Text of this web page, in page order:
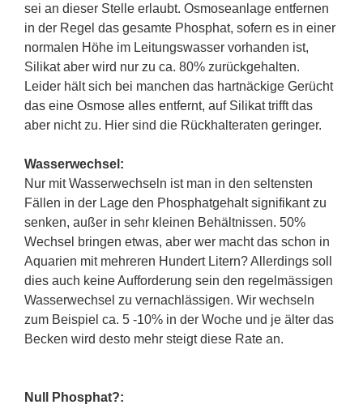
sei an dieser Stelle erlaubt. Osmoseanlage entfernen
in der Regel das gesamte Phosphat, sofern es in einer
normalen Höhe im Leitungswasser vorhanden ist,
Silikat aber wird nur zu ca. 80% zurückgehalten.
Leider hält sich bei manchen das hartnäckige Gerücht
das eine Osmose alles entfernt, auf Silikat trifft das
aber nicht zu. Hier sind die Rückhalteraten geringer.
Wasserwechsel:
Nur mit Wasserwechseln ist man in den seltensten
Fällen in der Lage den Phosphatgehalt signifikant zu
senken, außer in sehr kleinen Behältnissen. 50%
Wechsel bringen etwas, aber wer macht das schon in
Aquarien mit mehreren Hundert Litern? Allerdings soll
dies auch keine Aufforderung sein den regelmässigen
Wasserwechsel zu vernachlässigen. Wir wechseln
zum Beispiel ca. 5 -10% in der Woche und je älter das
Becken wird desto mehr steigt diese Rate an.
Null Phosphat?: